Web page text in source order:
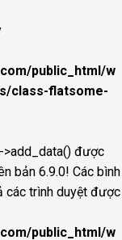
public_html/w
class-flatsome-
được
bản 6.9.0! Các bình
các trình duyệt được
public_html/w